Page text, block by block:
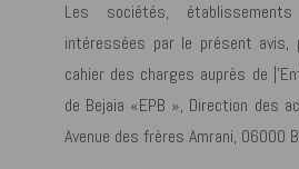
Les sociétés,
intéressées par le présent avis,
cahier des charges auprès de
de Bejaia «EPB », Direction des
Avenue des frères Amrani, 06000